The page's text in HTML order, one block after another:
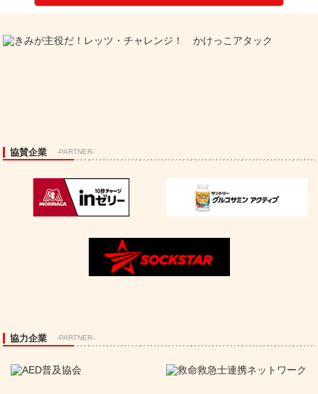
協賛企業 -PARTNER-
協力企業 -PARTNER-